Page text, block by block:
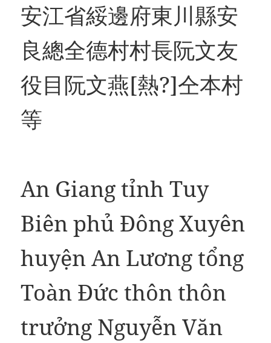
安江省綏邊府東川縣安
良總全德村村長阮文友
役目阮文燕[熱?]仝本村
等
An Giang tỉnh Tuy
Biên phủ Đông Xuyên
huyện An Lương tổng
Toàn Đức thôn thôn
trưởng Nguyễn Văn